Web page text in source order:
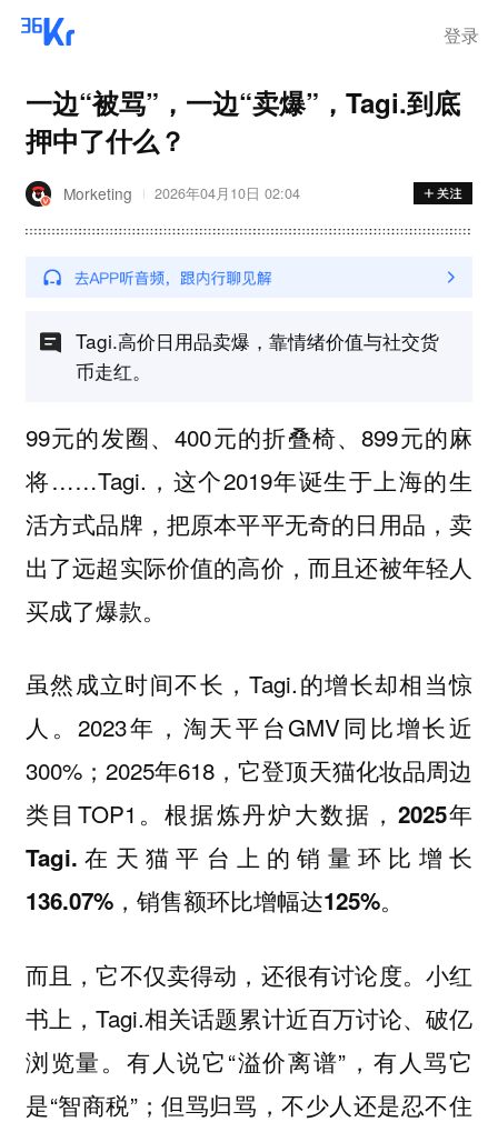
登录
一边“被骂”，一边“卖爆”，Tagi.到底
押中了什么？
Morketing 2026年04月10日 02:04
Tagi.高价日用品卖爆，靠情绪价值与社交货
币走红。
99元的发圈、400元的折叠椅、899元的麻
将……Tagi.，这个2019年诞生于上海的生
活方式品牌，把原本平平无奇的日用品，卖
出了远超实际价值的高价，而且还被年轻人
买成了爆款。
虽然成立时间不长，Tagi.的增长却相当惊
人。2023年，淘天平台GMV同比增长近
300%；2025年618，它登顶天猫化妆品周边
类目TOP1。根据炼丹炉大数据，2025年
Tagi.在天猫平台上的销量环比增长
136.07%，销售额环比增幅达125%。
而且，它不仅卖得动，还很有讨论度。小红
书上，Tagi.相关话题累计近百万讨论、破亿
浏览量。有人说它“溢价离谱”，有人骂它
是“智商税”；但骂归骂，不少人还是忍不住